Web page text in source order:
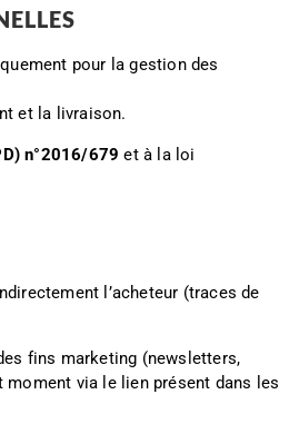
pour la gestion des
et la livraison.
n°2016/679 et à la loi
l’acheteur (traces de
fins marketing (newsletters,
via le lien présent dans les